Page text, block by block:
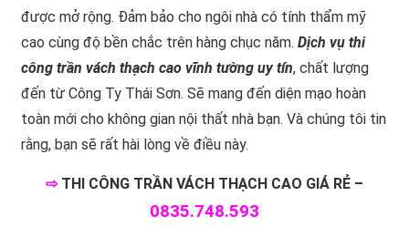
được mở rộng. Đảm bảo cho ngôi nhà có tính thẩm mỹ
cao cùng độ bền chắc trên hàng chục năm. Dịch vụ thi
công trần vách thạch cao vĩnh tường uy tín, chất lượng
đến từ Công Ty Thái Sơn. Sẽ mang đến diện mạo hoàn
toàn mới cho không gian nội thất nhà bạn. Và chúng tôi tin
rằng, bạn sẽ rất hài lòng về điều này.
⇨THI CÔNG TRẦN VÁCH THẠCH CAO GIÁ RẺ –
0835.748.593